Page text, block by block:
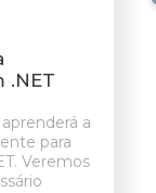
.NET
a
para
Veremos